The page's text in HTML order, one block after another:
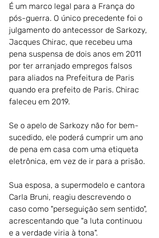
É um marco legal para a França do
pós-guerra. O único precedente foi o
julgamento do antecessor de Sarkozy,
Jacques Chirac, que recebeu uma
pena suspensa de dois anos em 2011
por ter arranjado empregos falsos
para aliados na Prefeitura de Paris
quando era prefeito de Paris. Chirac
faleceu em 2019.
Se o apelo de Sarkozy não for bem-
sucedido, ele poderá cumprir um ano
de pena em casa com uma etiqueta
eletrônica, em vez de ir para a prisão.
Sua esposa, a supermodelo e cantora
Carla Bruni, reagiu descrevendo o
caso como "perseguição sem sentido",
acrescentando que "a luta continuou
e a verdade viria à tona".